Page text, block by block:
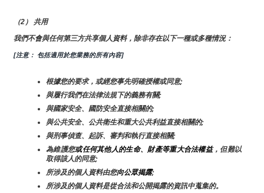
（2） 共用
我們不會與任何第三方共享個人資料，除非存在以下一種或多種情況：
[注意： 包括適用於您業務的所有內容]
根據您的要求，或經您事先明確授權或同意;
與履行我們在法律法規下的義務有關;
與國家安全、國防安全直接相關的;
與公共安全、公共衛生和重大公共利益直接相關的;
與刑事偵查、起訴、審判和執行直接相關;
為維護您或任何其他人的生命、財產等重大合法權益，但難以
取得該人的同意;
所涉及的個人資料由您向公眾揭露;
所涉及的個人資料是從合法和公開揭露的資訊中蒐集的。